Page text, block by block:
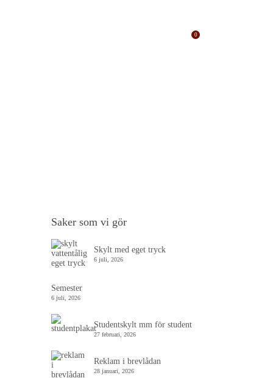
0
Saker som vi gör
Skylt med eget tryck
6 juli, 2026
Semester
6 juli, 2026
Studentskylt mm för student
27 februari, 2026
Reklam i brevlådan
28 januari, 2026